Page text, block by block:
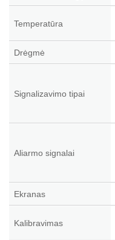
Temperatūra
Drėgmė
Signalizavimo tipai
Aliarmo signalai
Ekranas
Kalibravimas